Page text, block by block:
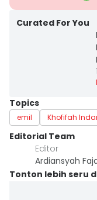
Curated For You
Topics
emil Khofifah
Editorial Team
Editor
Ardiansyah
Tonton lebih seru